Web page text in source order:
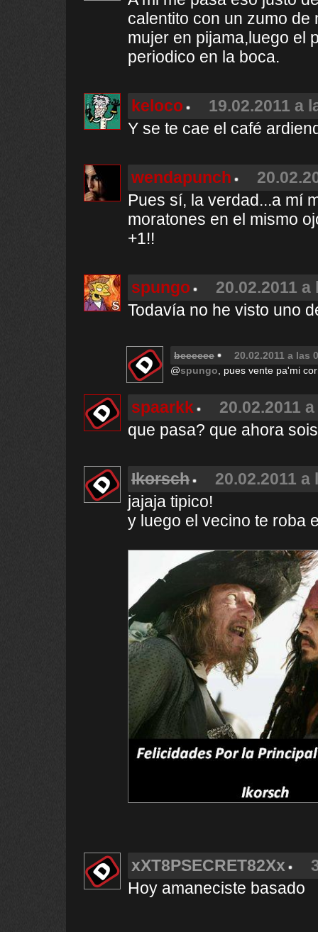
calentito con un zumo de
mujer en pijama,luego el
periodico en la boca.
keloco
19.02.2011 a
Y se te cae el café
wendapunch
Pues sí, la verdad...a mí
moratones en el mismo
+1!!
spungo
20.02.2011 a
Todavía no he visto uno
beeeeee
20.02.2011 a las
@spungo , pues vente pa'mi
spaarkk
20.02.2011
que pasa? que ahora
Ikorsch
20.02.2011 a
jajaja tipico!
y luego el vecino te roba
xXT8PSECRET82Xx
Hoy amaneciste basado